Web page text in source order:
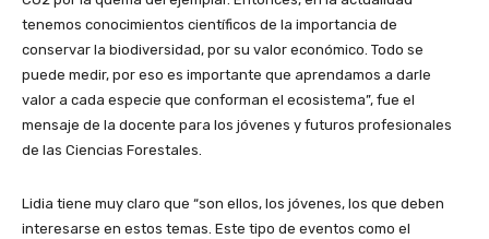
tenemos conocimientos científicos de la importancia de
conservar la biodiversidad, por su valor económico. Todo se
puede medir, por eso es importante que aprendamos a darle
valor a cada especie que conforman el ecosistema”, fue el
mensaje de la docente para los jóvenes y futuros profesionales
de las Ciencias Forestales.
Lidia tiene muy claro que “son ellos, los jóvenes, los que deben
interesarse en estos temas. Este tipo de eventos como el